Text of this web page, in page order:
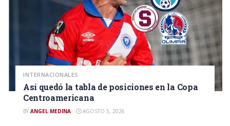
INTERNACIONALES
Así quedó la tabla de posiciones en la Copa
Centroamericana
BY ANGEL MEDINA AGOSTO 5, 2026